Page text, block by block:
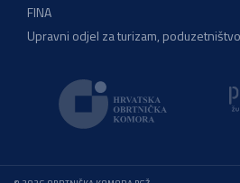
FINA
Upravni odjel za turizam,